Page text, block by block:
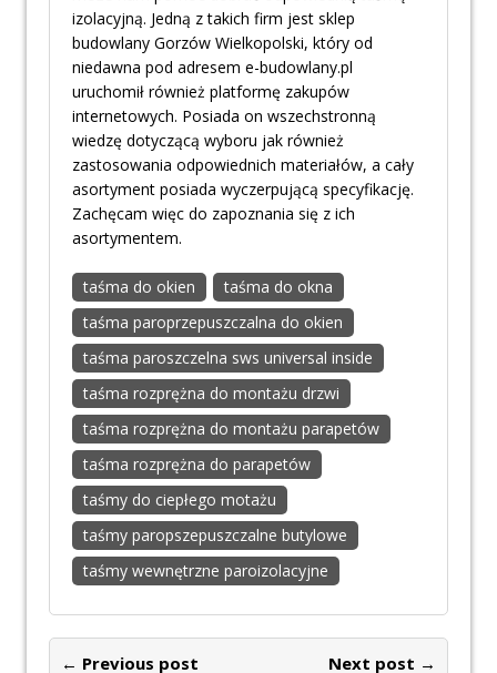
izolacyjną. Jedną z takich firm jest sklep
budowlany Gorzów Wielkopolski, który od
niedawna pod adresem e-budowlany.pl
uruchomił również platformę zakupów
internetowych. Posiada on wszechstronną
wiedzę dotyczącą wyboru jak również
zastosowania odpowiednich materiałów, a cały
asortyment posiada wyczerpującą specyfikację.
Zachęcam więc do zapoznania się z ich
asortymentem.
taśma do okien
taśma do okna
taśma paroprzepuszczalna do okien
taśma paroszczelna sws universal inside
taśma rozprężna do montażu drzwi
taśma rozprężna do montażu parapetów
taśma rozprężna do parapetów
taśmy do ciepłego motażu
taśmy paropszepuszczalne butylowe
taśmy wewnętrzne paroizolacyjne
← Previous post Next post →